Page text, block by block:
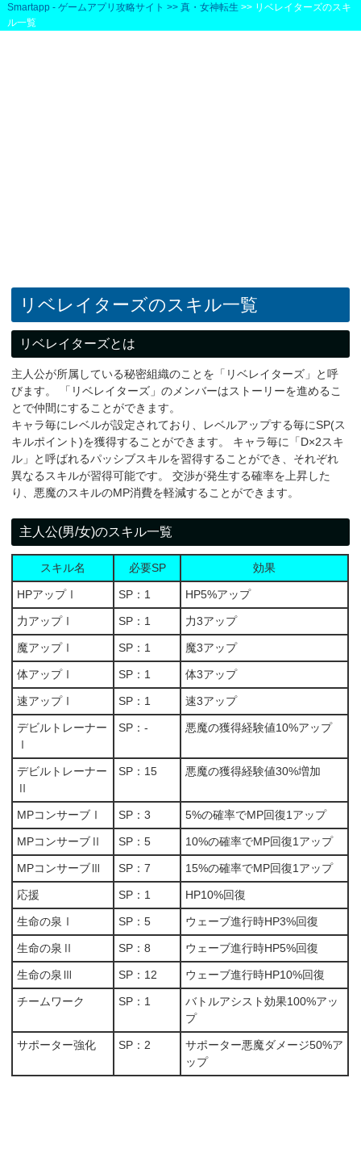
Smartapp - ゲームアプリ攻略サイト >> 真・女神転生 >> リベレイターズのスキ
ル一覧
リベレイターズのスキル一覧
リベレイターズとは
主人公が所属している秘密組織のことを「リベレイターズ」と呼
びます。 「リベレイターズ」のメンバーはストーリーを進めるこ
とで仲間にすることができます。
キャラ毎にレベルが設定されており、レベルアップする毎にSP(ス
キルポイント)を獲得することができます。 キャラ毎に「D×2スキ
ル」と呼ばれるパッシブスキルを習得することができ、それぞれ
異なるスキルが習得可能です。 交渉が発生する確率を上昇した
り、悪魔のスキルのMP消費を軽減することができます。
主人公(男/女)のスキル一覧
スキル名 必要SP 効果
HPアップⅠ SP：1 HP5%アップ
力アップⅠ SP：1 力3アップ
魔アップⅠ SP：1 魔3アップ
体アップⅠ SP：1 体3アップ
速アップⅠ SP：1 速3アップ
デビルトレーナー
Ⅰ
SP：- 悪魔の獲得経験値10%アップ
デビルトレーナー
Ⅱ
SP：15 悪魔の獲得経験値30%増加
MPコンサーブⅠ SP：3 5%の確率でMP回復1アップ
MPコンサーブⅡ SP：5 10%の確率でMP回復1アップ
MPコンサーブⅢ SP：7 15%の確率でMP回復1アップ
応援 SP：1 HP10%回復
生命の泉Ⅰ SP：5 ウェーブ進行時HP3%回復
生命の泉Ⅱ SP：8 ウェーブ進行時HP5%回復
生命の泉Ⅲ SP：12 ウェーブ進行時HP10%回復
チームワーク SP：1
バトルアシスト効果100%アッ
プ
サポーター強化 SP：2
サポーター悪魔ダメージ50%ア
ップ